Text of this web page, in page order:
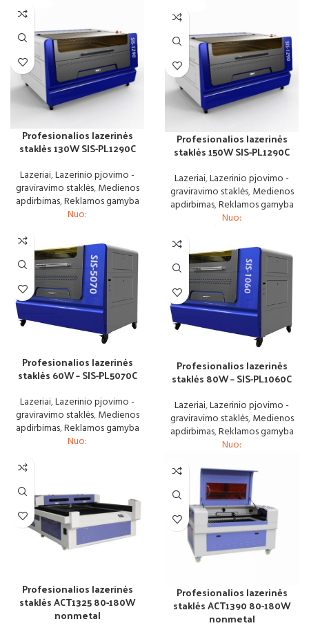
Profesionalios lazerinės
staklės 130W SIS-PL1290C
Lazeriai,Lazerinio pjovimo -
graviravimo staklės,Medienos
apdirbimas,Reklamos gamyba
Nuo:
Profesionalios lazerinės
staklės 150W SIS-PL1290C
Lazeriai,Lazerinio pjovimo -
graviravimo staklės,Medienos
apdirbimas,Reklamos gamyba
Nuo:
Profesionalios lazerinės
staklės 60W – SIS-PL5070C
Lazeriai,Lazerinio pjovimo -
graviravimo staklės,Medienos
apdirbimas,Reklamos gamyba
Nuo:
Profesionalios lazerinės
staklės 80W – SIS-PL1060C
Lazeriai,Lazerinio pjovimo -
graviravimo staklės,Medienos
apdirbimas,Reklamos gamyba
Nuo:
Profesionalios lazerinės
staklės ACT1325 80-180W
nonmetal
Profesionalios lazerinės
staklės ACT1390 80-180W
nonmetal